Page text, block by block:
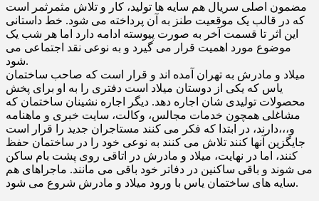
مضمون اصلی سریال هم سایه ها تولید، کار و تلاش مثمرثمر است
که در قالب یک موقعیت طنز به آن پرداخته می شود. خط داستانی
این اثر تا قسمت آخر به صورت پیوسته ادامه دارد اما هر شب یک
موضوع مورد اهمیت قرار می گیرد و به نوعی نقد اجتماعی می
شود.
میلاد و مادرش به تهران آمده اند و قرار است که صاحب ساختمان
یاس که یکى از دوستان میلاد است دفترى را به او براى پخش
محصولات تولیدى شان اجاره دهد. دیگر اجاره نشینان ساختمان که
مشاغلى همچون خدمات مجالس، وکالت، سایت خبرى و ماهنامه
و،،،دارند، در ابتدا که فکر مى کنند مستاجران جدید را قرار است
جایگزین آنها کنند تلاش مى کنند به نوعى خود را در ساختمان حفظ
کنند، اما در نهایت، میلاد و مادرش در اتاقى روى پشت بام ساکن
مى شوند و باقى ساکنین در دفاتر خود باقى مى مانند. ماجراهاى هم
سایه هاى ساختمان یاس با ورود میلاد و مادرش شروع مى شود.